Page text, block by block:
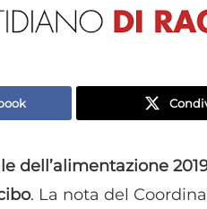
dell’alimentazione
. La nota del